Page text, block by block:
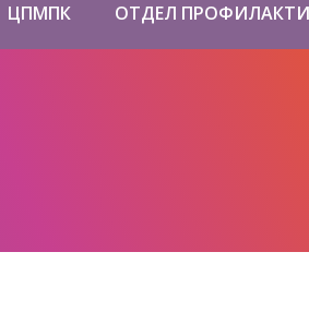
ЦПМПК ОТДЕЛ